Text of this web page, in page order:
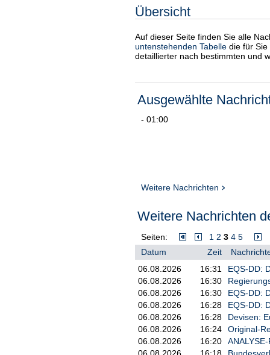
Übersicht
Auf dieser Seite finden Sie alle
untenstehenden Tabelle die für
detaillierter nach bestimmten und
Ausgewählte
- 01:00
Weitere Nachrichten
Weitere Nachrichten
Seiten: 1 2 3 4 5
Datum
Zeit
06.08.2026
16:31
EQS-DD:
06.08.2026
16:30
06.08.2026
16:30
EQS-DD:
06.08.2026
16:28
EQS-DD:
06.08.2026
16:28
Devisen:
06.08.2026
16:24
Original-
06.08.2026
16:20
06.08.2026
16:18